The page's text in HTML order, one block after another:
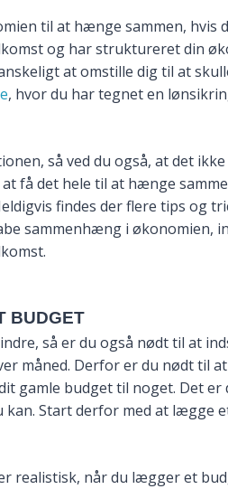
til at hænge sammen, hvis
og har struktureret din
at omstille dig til at
, hvor du har tegnet en
så ved du også, at det
få det hele til at hænge
findes der flere tips og
sammenhæng i økonomien,
BUDGET
så er du også nødt til at
måned. Derfor er du nødt til
gamle budget til noget. Det er
kan. Start derfor med at lægge
realistisk, når du lægger et